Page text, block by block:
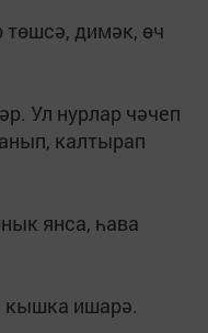
төшсә, димәк, өч
Ул нурлар чәчеп
калтырап
янса, һава
кышка ишарә.